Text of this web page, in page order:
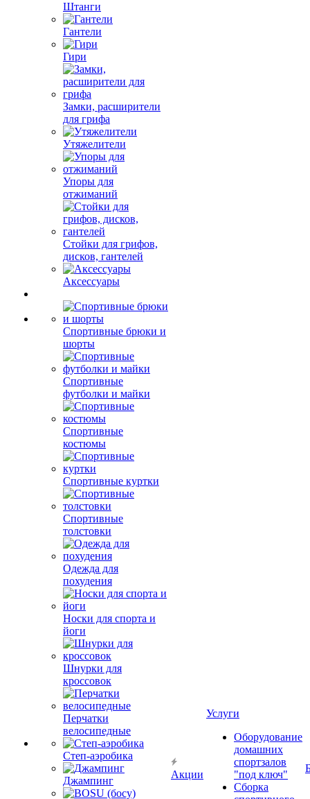
Штанги
Гантели
Гири
Замки, расширители
для грифа
Утяжелители
Упоры для
отжиманий
Стойки для грифов,
дисков, гантелей
Аксессуары
Спортивные брюки и
шорты
Спортивные
футболки и майки
Спортивные
костюмы
Спортивные куртки
Спортивные
толстовки
Одежда для
похудения
Носки для спорта и
йоги
Шнурки для
кроссовок
Перчатки
велосипедные
Степ-аэробика
Джампинг
Акции
Услуги
Оборудование
домашних
спортзалов
"под ключ"
Сборка